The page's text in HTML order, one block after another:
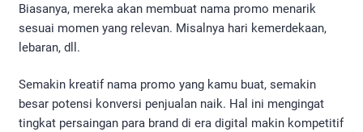
Biasanya, mereka akan membuat nama promo menarik
sesuai momen yang relevan. Misalnya hari kemerdekaan,
lebaran, dll.
Semakin kreatif nama promo yang kamu buat, semakin
besar potensi konversi penjualan naik. Hal ini mengingat
tingkat persaingan para brand di era digital makin kompetitif